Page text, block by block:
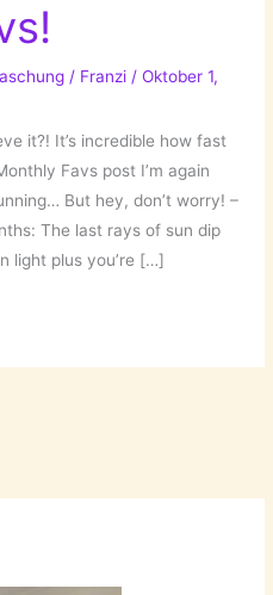
/ Franzi /Oktober 1,
it?! It’s incredible how fast
Favs post I’m again
But hey, don’t worry! –
The last rays of sun dip
light plus you’re […]